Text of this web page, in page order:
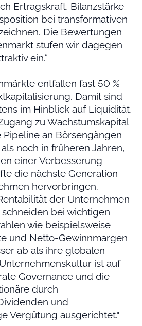
Ertragskraft, Bilanzstärke
bei transformativen
Die Bewertungen
stufen wir dagegen
ein.“
entfallen fast 50 %
Damit sind
im Hinblick auf Liquidität,
zu Wachstumskapital
an Börsengängen
noch in früheren Jahren,
einer Verbesserung
die nächste Generation
hervorbringen.
der Unternehmen
bei wichtigen
wie beispielsweise
und Netto-Gewinnmargen
ab als ihre globalen
ist auf
Governance und die
durch
und
Vergütung ausgerichtet."